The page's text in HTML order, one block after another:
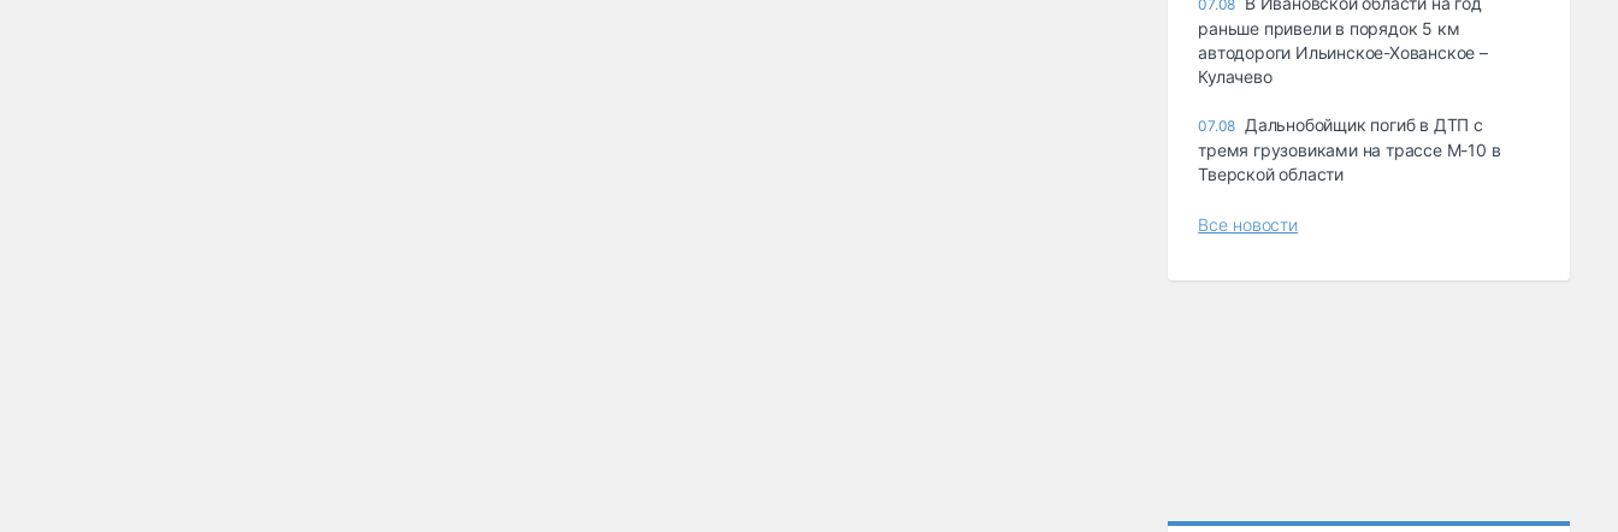
07.08
раньше привели в порядок 5 км
автодороги Ильинское-Хованское –
Кулачево
07.08 Дальнобойщик погиб в ДТП с
тремя грузовиками на трассе М-10 в
Тверской области
Все новости